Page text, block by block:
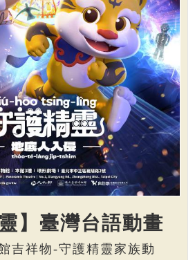
】臺灣台語動畫
吉祥物-守護精靈家族動